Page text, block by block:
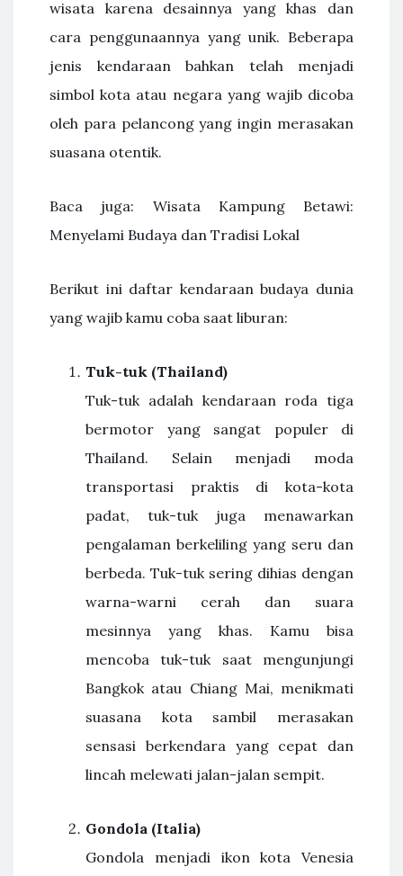
wisata karena desainnya yang khas dan
cara penggunaannya yang unik. Beberapa
jenis kendaraan bahkan telah menjadi
simbol kota atau negara yang wajib dicoba
oleh para pelancong yang ingin merasakan
suasana otentik.
Baca juga: Wisata Kampung Betawi:
Menyelami Budaya dan Tradisi Lokal
Berikut ini daftar kendaraan budaya dunia
yang wajib kamu coba saat liburan:
Tuk-tuk (Thailand)
Tuk-tuk adalah kendaraan roda tiga
bermotor yang sangat populer di
Thailand. Selain menjadi moda
transportasi praktis di kota-kota
padat, tuk-tuk juga menawarkan
pengalaman berkeliling yang seru dan
berbeda. Tuk-tuk sering dihias dengan
warna-warni cerah dan suara
mesinnya yang khas. Kamu bisa
mencoba tuk-tuk saat mengunjungi
Bangkok atau Chiang Mai, menikmati
suasana kota sambil merasakan
sensasi berkendara yang cepat dan
lincah melewati jalan-jalan sempit.
Gondola (Italia)
Gondola menjadi ikon kota Venesia